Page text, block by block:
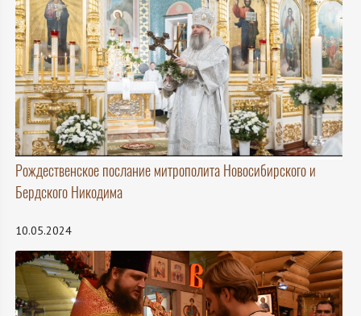
Рождественское послание митрополита Новосибирского и
Бердского Никодима
10.05.2024